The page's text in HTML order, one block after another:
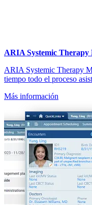
ARIA Systemic Therapy
ARIA Systemic Therapy
tiempo todo el proceso
Más información